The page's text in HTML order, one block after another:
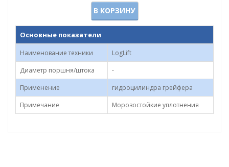
В КОРЗИНУ
Основные показатели
Наименование техники
LogLift
Диаметр поршня/штока
-
Применение
гидроцилиндра грейфера
Примечание
Морозостойкие уплотнения